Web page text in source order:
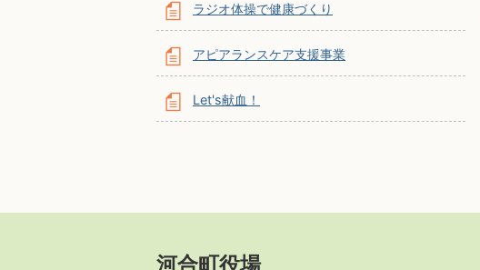
ラジオ体操で健康づくり
アピアランスケア支援事業
Let's献血！
河合町役場